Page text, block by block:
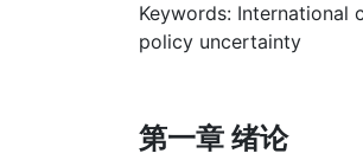
Keywords: International
policy uncertainty
第一章 绪论